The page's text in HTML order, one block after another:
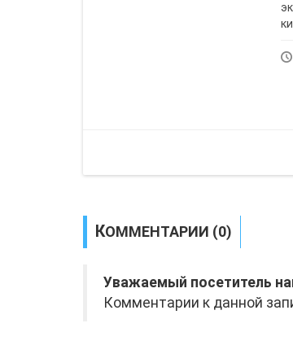
КОММЕНТАРИИ (0)
Уважаемый посетитель
Комментарии к данной